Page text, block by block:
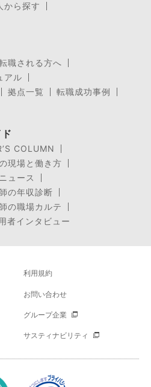
から探す
職される方へ
アル
拠点一覧
転職成功事例
COLUMN
現場と働き方
ュース
の年収診断
の職場カルテ
者インタビュー
利用規約
お問い合わせ
グループ企業
サスティナビリティ